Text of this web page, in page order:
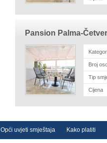
Pansion Palma-
Broj
Tip
Cijena
Opći uvjeti smještaja Kako platiti